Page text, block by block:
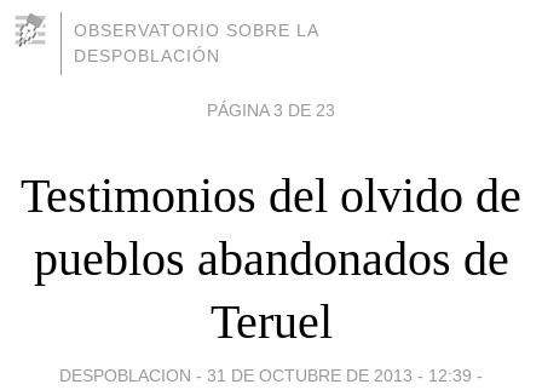
OBSERVATORIO SOBRE LA
DESPOBLACIÓN
PÁGINA 3 DE 23
Testimonios del olvido de
pueblos abandonados de
Teruel
DESPOBLACION - 31 DE OCTUBRE DE 2013 - 12:39 -